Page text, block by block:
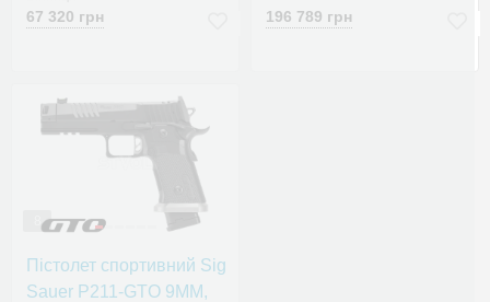
67 320 грн 196 789 грн
Пістолет спортивний Sig
Sauer P211-GTO 9MM,